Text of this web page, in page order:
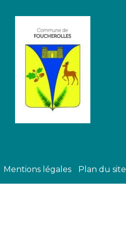
Mentions légales Plan du site